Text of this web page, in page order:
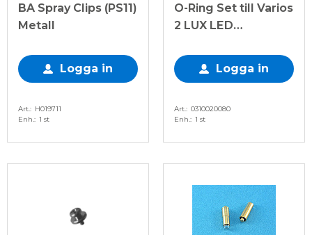
BA Spray Clips (PS11)
Metall
Logga in
Art.
H019711
Enh. 1 st
O-Ring Set till Varios
2 LUX LED
Logga in
Art. 0310020080
Enh. 1 st